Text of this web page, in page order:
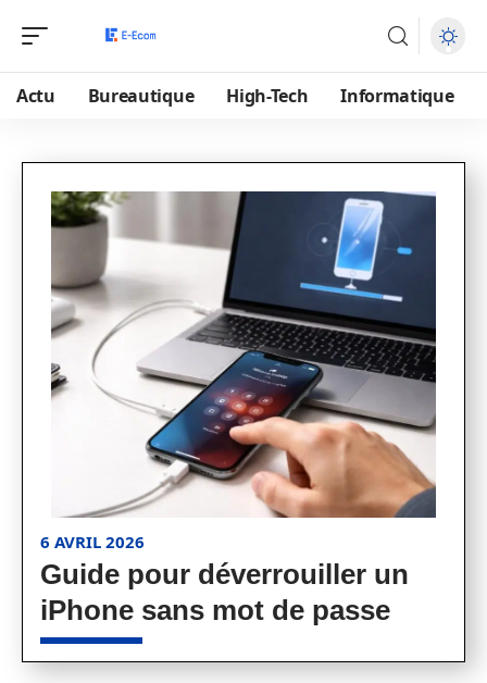
Actu Bureautique High-Tech Informatique
6 AVRIL 2026
Guide pour déverrouiller un
iPhone sans mot de passe